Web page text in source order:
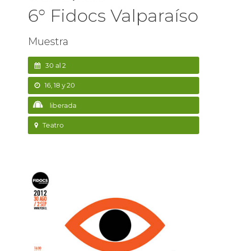
6° Fidocs Valparaíso
Muestra
30 al 2
16, 18 y 20
liberada
Teatro